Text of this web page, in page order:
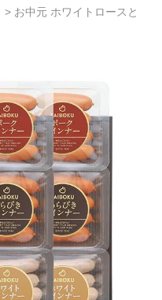
お中元 ホワイトロースと